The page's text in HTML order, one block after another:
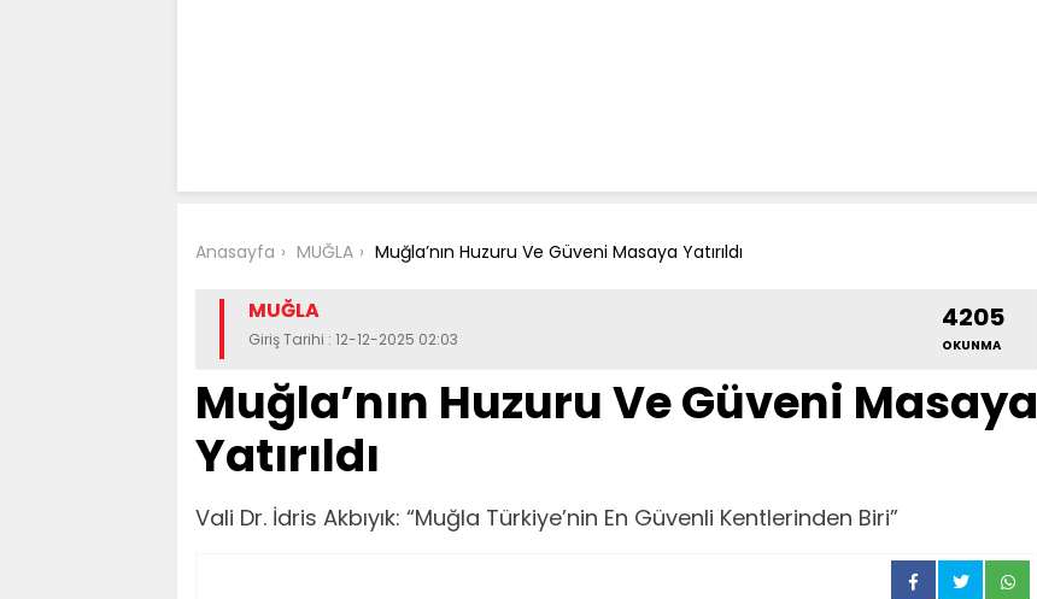
Anasayfa MUĞLA Muğla’nın Huzuru Ve Güveni Masaya Yatırıldı
MUĞLA
Giriş Tarihi : 12-12-2025 02:03
4205
OKUNMA
Muğla’nın Huzuru Ve Güveni Masaya
Yatırıldı
Vali Dr. İdris Akbıyık: “Muğla Türkiye’nin En Güvenli Kentlerinden Biri”